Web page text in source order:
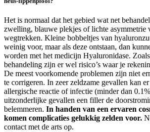
Het is normaal dat het gebied wat net
zwelling, blauwe plekjes of lichte asymmetrie
wegtrekken. Kleine bobbeltjes van
weinig voor, maar als deze ontstaan, dan
worden met het medicijn Hyaluronidase.
behandeling zijn er wel risico’s waar je
De meest voorkomende problemen zijn niet
te corrigeren. In zeer zeldzame gevallen kan
allergische reactie of infectie (minder dan
uitzonderlijke gevallen een filler de
belemmeren. In handen van een ervaren
komen complicaties gelukkig zelden voor.
contact met de arts op.